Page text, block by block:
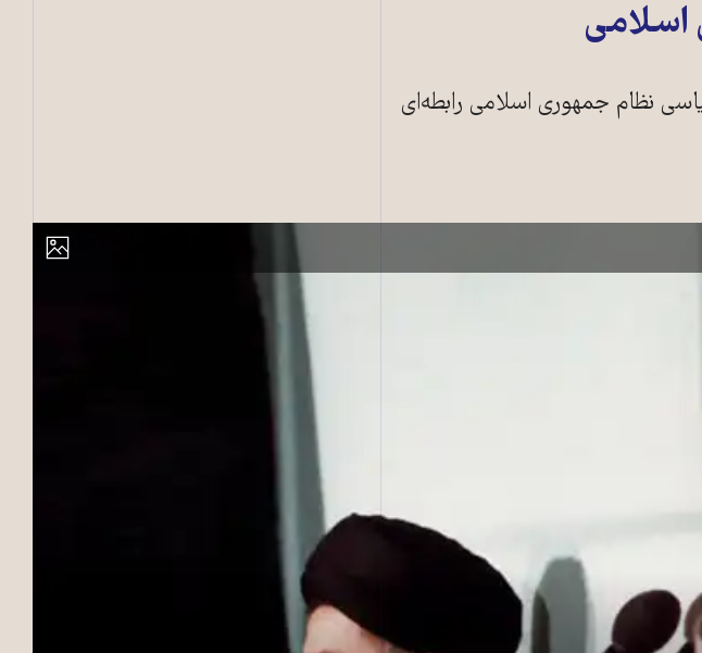
اسلامی
نظام جمهوری اسلامی رابطه‌ای